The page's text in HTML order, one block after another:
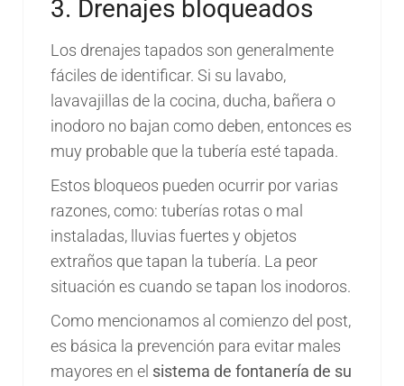
3. Drenajes bloqueados
Los drenajes tapados son generalmente
fáciles de identificar. Si su lavabo,
lavavajillas de la cocina, ducha, bañera o
inodoro no bajan como deben, entonces es
muy probable que la tubería esté tapada.
Estos bloqueos pueden ocurrir por varias
razones, como: tuberías rotas o mal
instaladas, lluvias fuertes y objetos
extraños que tapan la tubería. La peor
situación es cuando se tapan los inodoros.
Como mencionamos al comienzo del post,
es básica la prevención para evitar males
mayores en el sistema de fontanería de su